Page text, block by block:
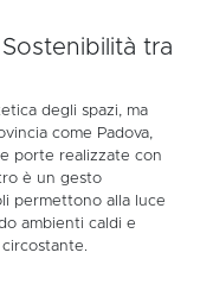
tra
degli spazi, ma
come Padova,
porte realizzate con
è un gesto
permettono alla luce
ambienti caldi e